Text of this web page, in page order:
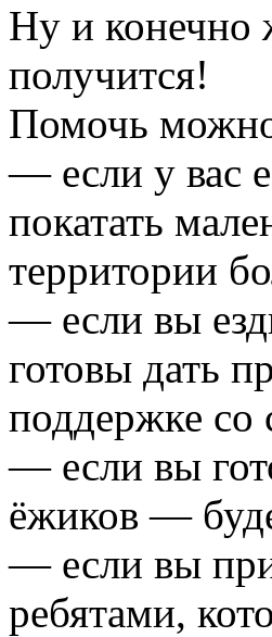
Ну и конечно
получится!
Помочь
— если у вас
покатать
территории
— если вы
готовы дать
поддержке со
— если вы
ёжиков —
— если вы
ребятами,